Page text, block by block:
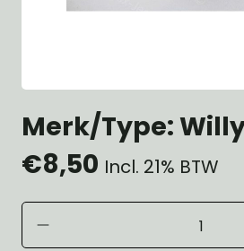
Merk/Type:
€8,50 Incl. 21% BTW